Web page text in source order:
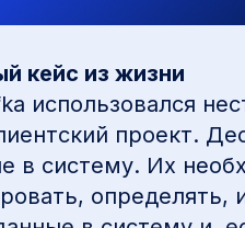
кейс из жизни
использовался
проект.
в систему. Их
определять,